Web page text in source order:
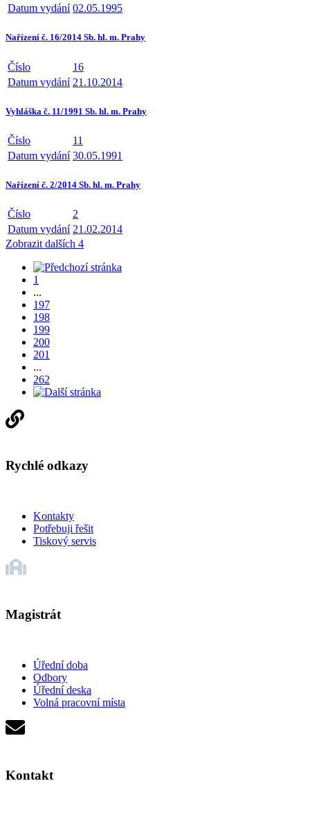
Datum vydání 02.05.1995
Nařízení č. 16/2014 Sb. hl. m. Prahy
Číslo
16
Datum vydání 21.10.2014
Vyhláška č. 11/1991 Sb. hl. m. Prahy
Číslo
11
Datum vydání 30.05.1991
Nařízení č. 2/2014 Sb. hl. m. Prahy
Číslo
2
Datum vydání 21.02.2014
Zobrazit dalších 4
1
...
197
198
199
200
201
...
262
Rychlé odkazy
Kontakty
Potřebuji řešit
Tiskový servis
Magistrát
Úřední doba
Odbory
Úřední deska
Volná pracovní místa
Kontakt